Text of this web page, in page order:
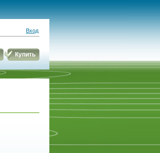
Вход
Купить